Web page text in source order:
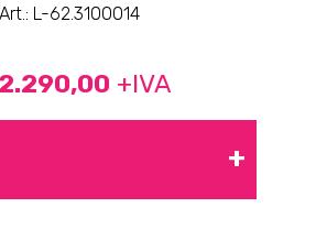
Art.: L-62.3100014
+IVA
+